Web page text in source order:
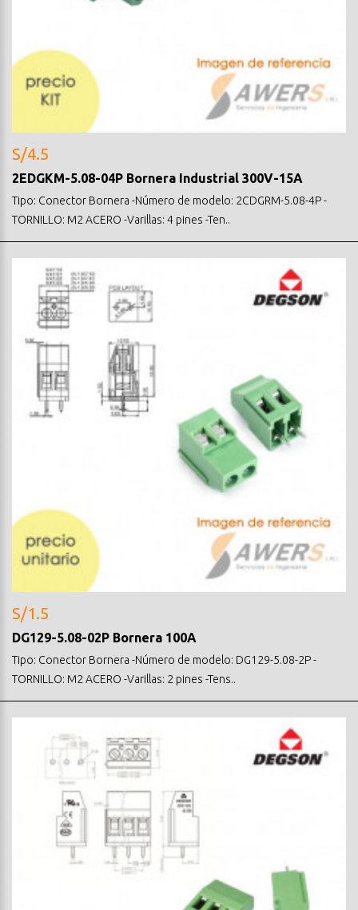
S/4.5
2EDGKM-5.08-04P Bornera Industrial 300V-15A
Tipo: Conector Bornera -Número de modelo: 2CDGRM-5.08-4P -
TORNILLO: M2 ACERO -Varillas: 4 pines -Ten..
S/1.5
DG129-5.08-02P Bornera 100A
Tipo: Conector Bornera -Número de modelo: DG129-5.08-2P -
TORNILLO: M2 ACERO -Varillas: 2 pines -Tens..